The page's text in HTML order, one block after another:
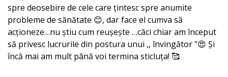
spre deosebire de cele care țintesc spre anumite
probleme de sănătate 😊, dar face el cumva să
acționeze…nu știu cum reușește …căci chiar am început
să privesc lucrurile din postura unui ,, învingător "😍 Și
încă mai am mult până voi termina sticluța! 🥰